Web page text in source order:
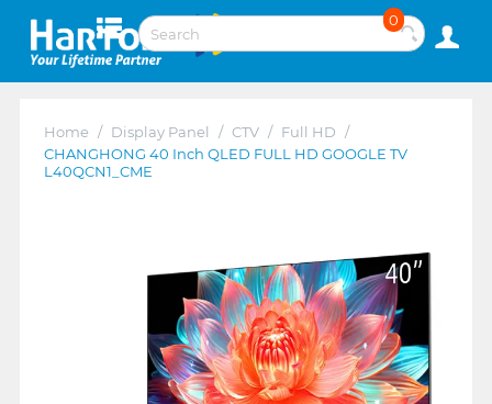
0
Home / Display Panel / CTV / Full HD /
CHANGHONG 40 Inch QLED FULL HD GOOGLE TV
L40QCN1_CME